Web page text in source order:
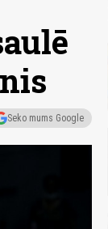
Seko mums Google